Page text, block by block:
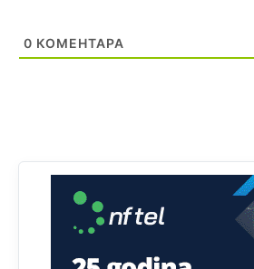
0 КОМЕНТАРА
Najveći rizik sa nepismenim
glasova" i manipulacija kroz fiktivne
nepismeno, što čini 38,7% ukupnog
od 10 godina
Анонимно2818605
Prema podacima o informaciono-